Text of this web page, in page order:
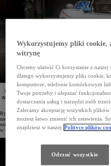
Na kultowym torze Circuit de la Sarthe w Le
zasilany ciekłym wodorem GR LH2 Racing
mogli podziwiać kibice
Rywalizacja w rajdach i wyścigach – zdaniem
nad rozwojem zaawansowanych technologii do
osiągnięcia neutralności klimatycznej, w czym pomóc
w transporcie.
Wykorzystujemy pliki cookie,
witrynę
Chcemy ułatwić Ci korzystanie z naszej
dlatego wykorzystujemy pliki cookie,
komputerze, telefonie komórkowym
Twoje potrzeby i ulepszać
dostarczania usług i narzędzi osób
Zalecamy akceptację wszystkich
możesz łatwo zmienić ich ustawienia.
znajdziesz w naszej Polityce plików
Odrzuć wszystkie